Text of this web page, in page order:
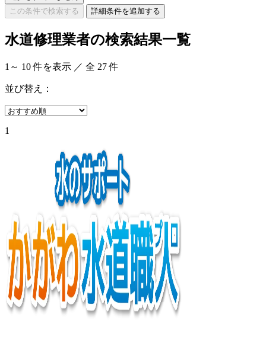
この条件で検索する
詳細条件を追加する
水道修理業者の検索結果一覧
1 ～ 10 件を表示 ／ 全 27件
並び替え：
1